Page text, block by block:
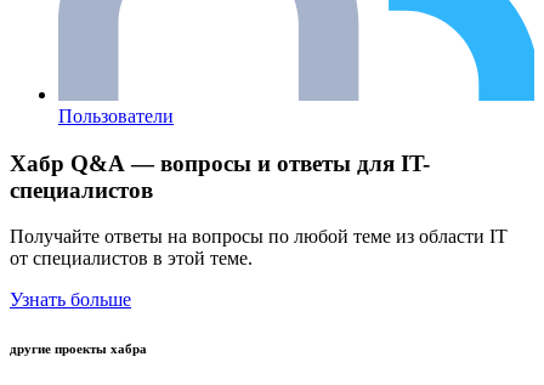
Пользователи
Хабр Q&A — вопросы и ответы для IT-
специалистов
Получайте ответы на вопросы по любой теме из области IT
от специалистов в этой теме.
Узнать больше
другие проекты хабра